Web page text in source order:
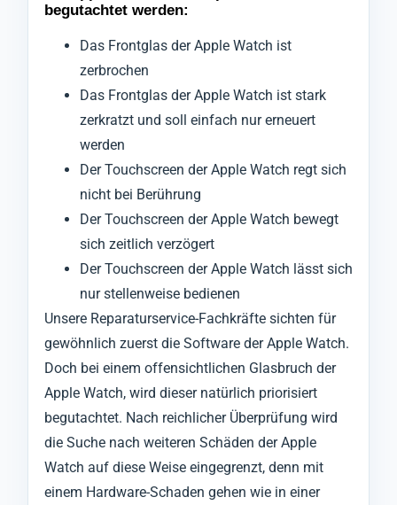
begutachtet werden:
Das Frontglas der Apple Watch ist
zerbrochen
Das Frontglas der Apple Watch ist stark
zerkratzt und soll einfach nur erneuert
werden
Der Touchscreen der Apple Watch regt sich
nicht bei Berührung
Der Touchscreen der Apple Watch bewegt
sich zeitlich verzögert
Der Touchscreen der Apple Watch lässt sich
nur stellenweise bedienen
Unsere Reparaturservice-Fachkräfte sichten für
gewöhnlich zuerst die Software der Apple Watch.
Doch bei einem offensichtlichen Glasbruch der
Apple Watch, wird dieser natürlich priorisiert
begutachtet. Nach reichlicher Überprüfung wird
die Suche nach weiteren Schäden der Apple
Watch auf diese Weise eingegrenzt, denn mit
einem Hardware-Schaden gehen wie in einer